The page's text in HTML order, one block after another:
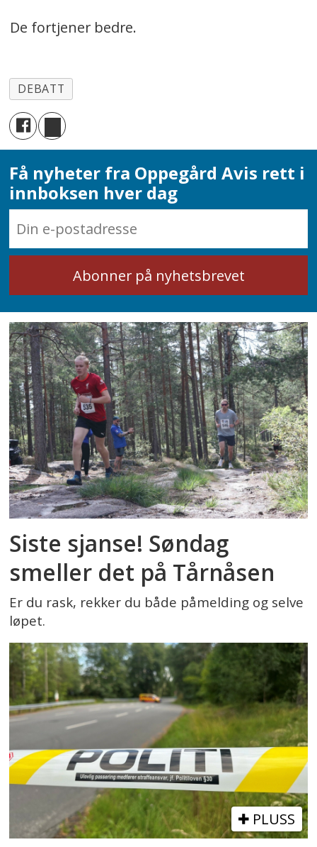
De fortjener bedre.
DEBATT
Få nyheter fra Oppegård Avis rett i
innboksen hver dag
Siste sjanse! Søndag
smeller det på Tårnåsen
Er du rask, rekker du både påmelding og selve
løpet.
PLUSS